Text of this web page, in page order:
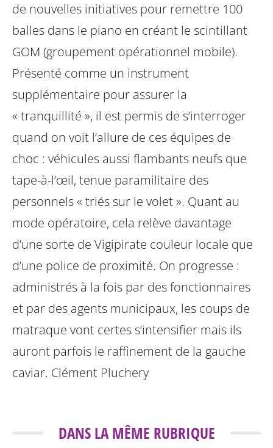
de nouvelles initiatives pour remettre 100
balles dans le piano en créant le scintillant
GOM (groupement opérationnel mobile).
Présenté comme un instrument
supplémentaire pour assurer la
« tranquillité », il est permis de s’interroger
quand on voit l’allure de ces équipes de
choc : véhicules aussi flambants neufs que
tape-à-l’œil, tenue paramilitaire des
personnels « triés sur le volet ». Quant au
mode opératoire, cela relève davantage
d’une sorte de Vigipirate couleur locale que
d’une police de proximité. On progresse :
administrés à la fois par des fonctionnaires
et par des agents municipaux, les coups de
matraque vont certes s’intensifier mais ils
auront parfois le raffinement de la gauche
caviar. Clément Pluchery
DANS LA MÊME RUBRIQUE